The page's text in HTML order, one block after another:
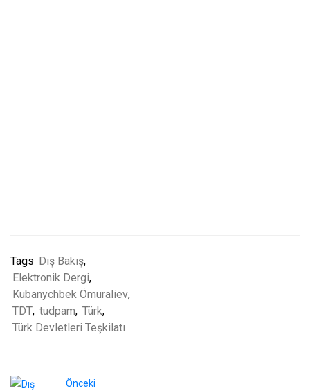
Tags Dış Bakış,
Elektronik Dergi,
Kubanychbek Ömüraliev,
TDT, tudpam, Türk,
Türk Devletleri Teşkilatı
Önceki